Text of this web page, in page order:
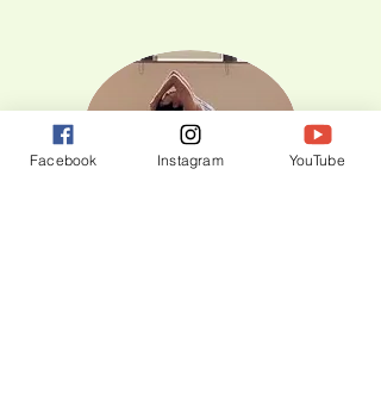
Facebook Instagram YouTube